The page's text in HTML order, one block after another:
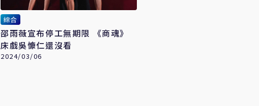
綜合
邵雨薇宣布停工無期限 《商魂》
床戲吳慷仁還沒看
2024/03/06